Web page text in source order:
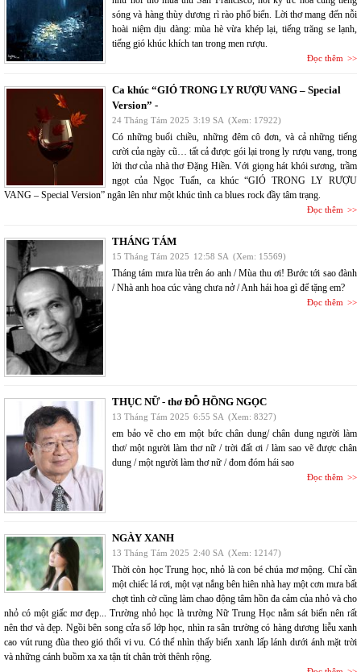
sóng và hàng thùy dương rì rào phố biển. Lời thơ mang đến nỗi
hoài niệm dịu dàng: mùa hè vừa khép lại, tiếng trăng se lạnh,
tiếng gió khúc khích tan trong men rượu.
Đọc thêm
Ca khúc “GIÓ TRONG LY RƯỢU VANG – Special
Version” -
24 Tháng Tám 2025 3:19 SA (Xem: 17922)
Có những buổi chiều, những đêm cô đơn, và cả những tiếng
cười của ngày cũ… tất cả được gói lại trong ly rượu vang, trong
lời thơ của nhà thơ Đặng Hiền. Với giọng hát khói sương, trầm
ngọt của Ngọc Tuấn, ca khúc “GIÓ TRONG LY RƯỢU
VANG – Special Version” ngân lên như một khúc tình ca blues rock đầy tâm trạng.
Đọc thêm
THÁNG TÁM
15 Tháng Tám 2025 12:58 SA (Xem: 15569)
Tháng tám mưa lùa trên áo anh / Mùa thu ơi! Bước tới sao đành
/ Nhà anh hoa cúc vàng chưa nở / Anh hái hoa gì để tặng em?
Đọc thêm
THỤC NỮ - thơ ĐỖ HỒNG NGỌC
13 Tháng Tám 2025 6:55 SA (Xem: 8327)
em bảo vẽ cho em một bức chân dung/ chân dung người làm
thơ/ một người làm thơ nữ / trời đất ơi / làm sao vẽ được chân
dung / một người làm thơ nữ / đom đóm hái sao
Đọc thêm
NGÀY XANH
13 Tháng Tám 2025 2:40 SA (Xem: 12147)
Thời còn học Trung học, nhỏ là con bé chúa mơ mộng. Chỉ cần
một chiếc lá rơi, một vạt nắng bên hiên nhà hay một cơn mưa bất
chợt tình cờ cũng làm chao động tâm hồn đa cảm của nhỏ và cho
nhỏ có một giấc mơ đẹp... Trường nhỏ học là trường Nữ Trung Học nằm sát biển nên rất
nên thơ và đẹp. Ngồi bên song cửa sổ lớp học, nhìn ra sân trường có hàng dương liễu xanh
cao vút rung đùa theo gió thổi vi vu. Có thể nhìn thấy biển xanh lấp lánh dưới ánh mặt trời
và những cánh buồm xa xa tận tít chân trời thênh rộng.